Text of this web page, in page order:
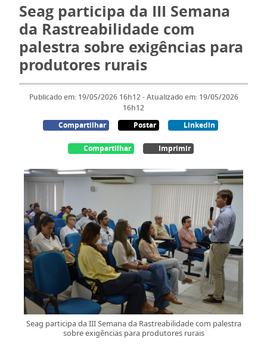
Seag participa da III Semana
da Rastreabilidade com
palestra sobre exigências para
produtores rurais
Publicado em: 19/05/2026 16h12 - Atualizado em: 19/05/2026
16h12
Compartilhar
Postar Linkedin
Compartilhar Imprimir
Seag participa da III Semana da Rastreabilidade com palestra
sobre exigências para produtores rurais